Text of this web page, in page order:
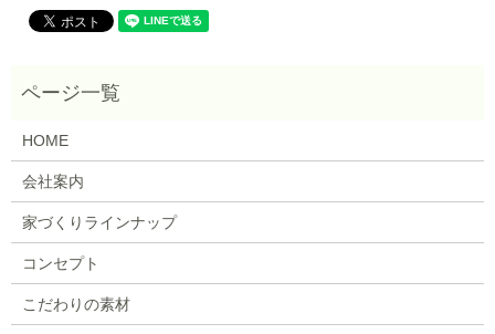
HOME
会社案内
家づくりラインナップ
コンセプト
こだわりの素材